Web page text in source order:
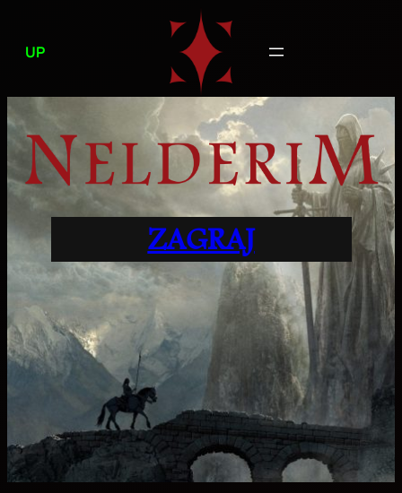
treści
UP
ZAGRAJ